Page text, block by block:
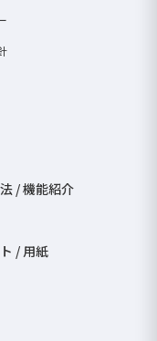
/ 機能紹介
/ 用紙